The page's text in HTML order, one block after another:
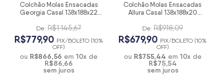
Colchão Molas Ensacadas
Georgia Casal 138x188x22
De: R$1.145,67
R$779,90 PIX/BOLETO (10%
OFF)
ou R$866,56 em10x de
R$86,66
sem juros
Colchão Molas Ensacadas
Allura Casal 138x188x20
De: R$918,09
R$679,90 PIX/BOLETO (10%
OFF)
ou R$755,44 em 10x de
R$75,54
sem juros